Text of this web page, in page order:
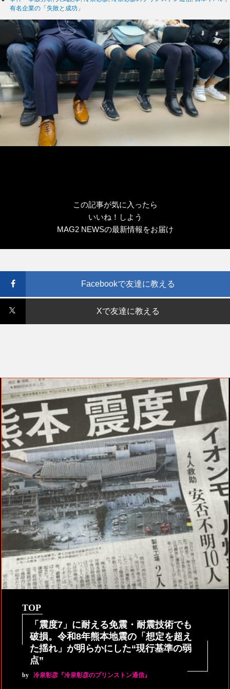
ゴ
ー
グ
有名企業の「失敗と成功」
この記事が気に入ったら
いいね！しよう
MAG2 NEWSの最新情報をお届け
Facebookで友達に教える
Xで友達に教える
TOP
「震度7」に耐える免震・耐震技術でも
破損。令和8年熊本地震の「想定を超え
た揺れ」が明らかにした“現行基準の弱
点”
by 冷泉彰彦『冷泉彰彦のプリンストン通信』